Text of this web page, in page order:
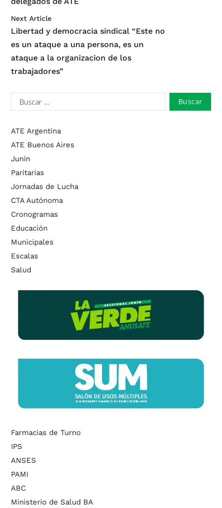
Next Article
Libertad y democracia sindical “Este no
es un ataque a una persona, es un
ataque a la organizacion de los
trabajadores”
ATE Argentina
ATE Buenos Aires
Junín
Paritarias
Jornadas de Lucha
CTA Autónoma
Cronogramas
Educación
Municipales
Escalas
Salud
Farmacias de Turno
IPS
ANSES
PAMI
ABC
Ministerio de Salud BA